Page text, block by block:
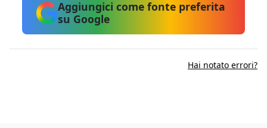
Aggiungici come fonte preferita
su Google
Hai notato errori?